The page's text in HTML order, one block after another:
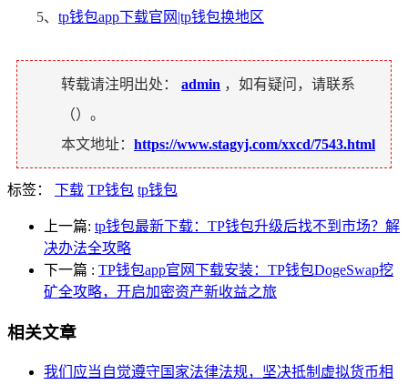
5、 tp钱包app下载官网|tp钱包换地区
转载请注明出处： admin ，如有疑问，请联系
（）。
本文地址： https://www.stagyj.com/xxcd/7543.html
标签： 下载 TP钱包 tp钱包
上一篇: tp钱包最新下载：TP钱包升级后找不到市场？解
决办法全攻略
下一篇 : TP钱包app官网下载安装：TP钱包DogeSwap挖
矿全攻略，开启加密资产新收益之旅
相关文章
我们应当自觉遵守国家法律法规，坚决抵制虚拟货币相